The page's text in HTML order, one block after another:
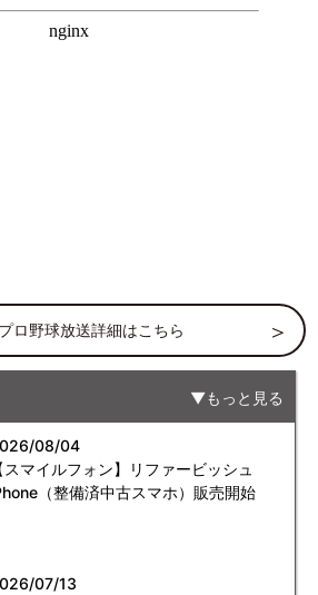
ロ野球放送詳細はこちら
もっと見る
08/04
スマイルフォン】リファービッシュ
（整備済中古スマホ）販売開始
07/13